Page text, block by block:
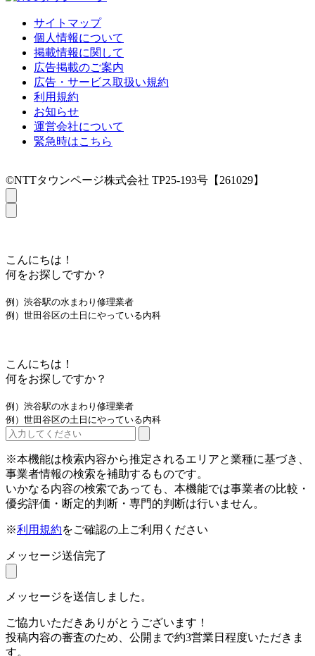
サイトマップ
個人情報について
掲載情報に関して
広告掲載のご案内
広告・サービス取扱い規約
利用規約
お知らせ
運営会社について
緊急時はこちら
©NTTタウンページ株式会社 TP25-193号【261029】
こんにちは！
何をお探しですか？
例）渋谷駅の水まわり修理業者
例）世田谷区の土日にやっている内科
こんにちは！
何をお探しですか？
例）渋谷駅の水まわり修理業者
例）世田谷区の土日にやっている内科
※本機能は検索内容から推定されるエリアと業種に基づき、
事業者情報の検索を補助するものです。
いかなる内容の検索であっても、本機能では事業者の比較・
優劣評価・断定的判断・専門的判断は行いません。
※利用規約をご確認の上ご利用ください
メッセージ送信完了
メッセージを送信しました。
ご協力いただきありがとうございます！
投稿内容の審査のため、公開まで約3営業日程度いただきま
す。